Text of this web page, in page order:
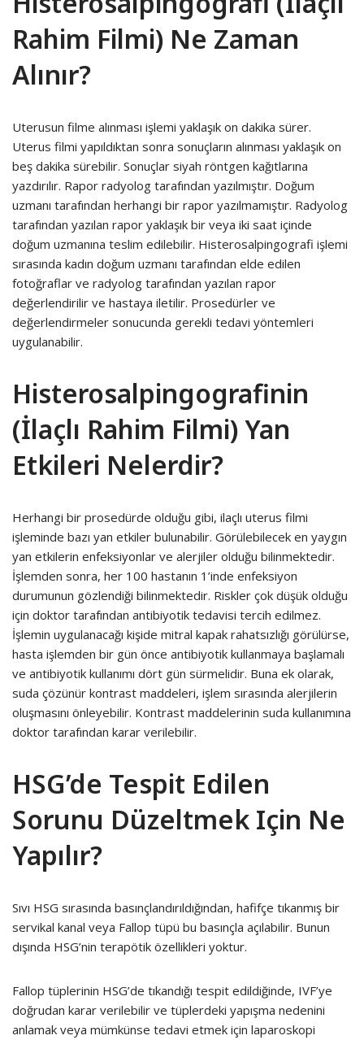
Rahim Filmi) Ne Zaman
Alınır?
Uterusun filme alınması işlemi yaklaşık on dakika sürer.
Uterus filmi yapıldıktan sonra sonuçların alınması yaklaşık on
beş dakika sürebilir. Sonuçlar siyah röntgen kağıtlarına
yazdırılır. Rapor radyolog tarafından yazılmıştır. Doğum
uzmanı tarafından herhangi bir rapor yazılmamıştır. Radyolog
tarafından yazılan rapor yaklaşık bir veya iki saat içinde
doğum uzmanına teslim edilebilir. Histerosalpingografi işlemi
sırasında kadın doğum uzmanı tarafından elde edilen
fotoğraflar ve radyolog tarafından yazılan rapor
değerlendirilir ve hastaya iletilir. Prosedürler ve
değerlendirmeler sonucunda gerekli tedavi yöntemleri
uygulanabilir.
Histerosalpingografinin
(İlaçlı Rahim Filmi) Yan
Etkileri Nelerdir?
Herhangi bir prosedürde olduğu gibi, ilaçlı uterus filmi
işleminde bazı yan etkiler bulunabilir. Görülebilecek en yaygın
yan etkilerin enfeksiyonlar ve alerjiler olduğu bilinmektedir.
İşlemden sonra, her 100 hastanın 1’inde enfeksiyon
durumunun gözlendiği bilinmektedir. Riskler çok düşük olduğu
için doktor tarafından antibiyotik tedavisi tercih edilmez.
İşlemin uygulanacağı kişide mitral kapak rahatsızlığı görülürse,
hasta işlemden bir gün önce antibiyotik kullanmaya başlamalı
ve antibiyotik kullanımı dört gün sürmelidir. Buna ek olarak,
suda çözünür kontrast maddeleri, işlem sırasında alerjilerin
oluşmasını önleyebilir. Kontrast maddelerinin suda kullanımına
doktor tarafından karar verilebilir.
HSG’de Tespit Edilen
Sorunu Düzeltmek Için Ne
Yapılır?
Sıvı HSG sırasında basınçlandırıldığından, hafifçe tıkanmış bir
servikal kanal veya Fallop tüpü bu basınçla açılabilir. Bunun
dışında HSG’nin terapötik özellikleri yoktur.
Fallop tüplerinin HSG’de tıkandığı tespit edildiğinde, IVF’ye
doğrudan karar verilebilir ve tüplerdeki yapışma nedenini
anlamak veya mümkünse tedavi etmek için laparoskopi